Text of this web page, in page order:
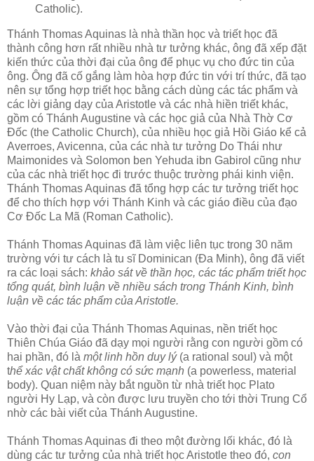
Catholic).
Thánh Thomas Aquinas là nhà thần học và triết học đã
thành công hơn rất nhiều nhà tư tưởng khác, ông đã xếp đặt
kiến thức của thời đại của ông để phục vụ cho đức tin của
ông. Ông đã cố gắng làm hòa hợp đức tin với trí thức, đã tạo
nên sự tổng hợp triết học bằng cách dùng các tác phẩm và
các lời giảng dạy của Aristotle và các nhà hiền triết khác,
gồm có Thánh Augustine và các học giả của Nhà Thờ Cơ
Đốc (the Catholic Church), của nhiều học giả Hồi Giáo kể cả
Averroes, Avicenna, của các nhà tư tưởng Do Thái như
Maimonides và Solomon ben Yehuda ibn Gabirol cũng như
của các nhà triết học đi trước thuộc trường phái kinh viện.
Thánh Thomas Aquinas đã tổng hợp các tư tưởng triết học
để cho thích hợp với Thánh Kinh và các giáo điều của đạo
Cơ Đốc La Mã (Roman Catholic).
Thánh Thomas Aquinas đã làm việc liên tục trong 30 năm
trường với tư cách là tu sĩ Dominican (Đa Minh), ông đã viết
ra các loại sách: khảo sát về thần học, các tác phẩm triết học
tổng quát, bình luận về nhiều sách trong Thánh Kinh, bình
luận về các tác phẩm của Aristotle.
Vào thời đại của Thánh Thomas Aquinas, nền triết học
Thiên Chúa Giáo đã dạy mọi người rằng con người gồm có
hai phần, đó là một linh hồn duy lý(a rational soul) và một
thể xác vật chất không có sức mạnh (a powerless, material
body). Quan niệm này bắt nguồn từ nhà triết học Plato
người Hy Lạp, và còn được lưu truyền cho tới thời Trung Cổ
nhờ các bài viết của Thánh Augustine.
Thánh Thomas Aquinas đi theo một đường lối khác, đó là
dùng các tư tưởng của nhà triết học Aristotle theo đó, con